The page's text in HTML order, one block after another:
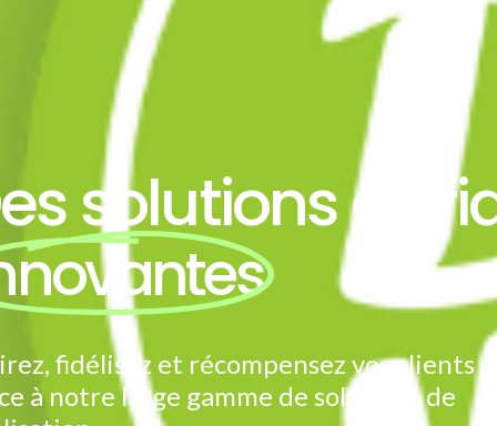
solutions de
fidélisez et récompensez vos clients
à notre large gamme de solutions de